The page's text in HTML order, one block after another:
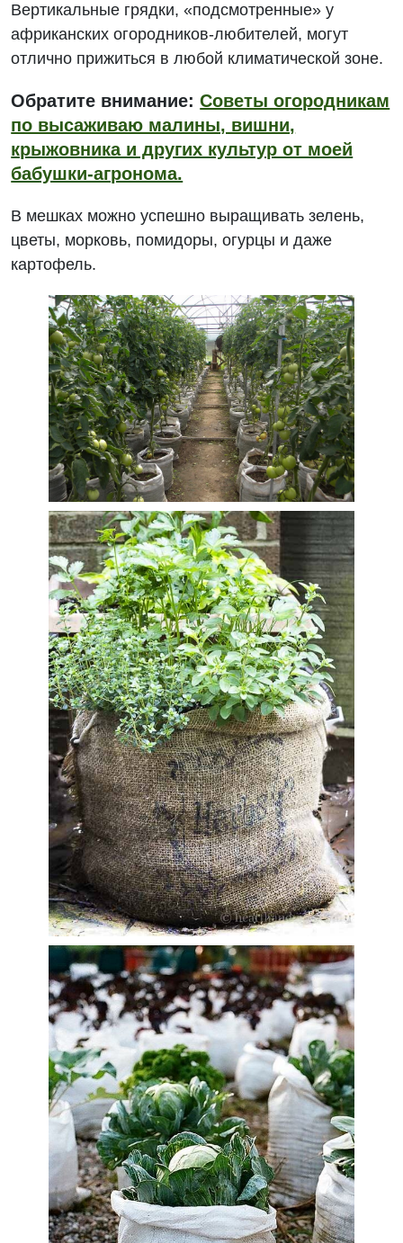
Вертикальные грядки, «подсмотренные» у
африканских огородников-любителей, могут
отлично прижиться в любой климатической зоне.
Обратите внимание:Советы огородникам
по высаживаю малины, вишни,
крыжовника и других культур от моей
бабушки-агронома.
В мешках можно успешно выращивать зелень,
цветы, морковь, помидоры, огурцы и даже
картофель.